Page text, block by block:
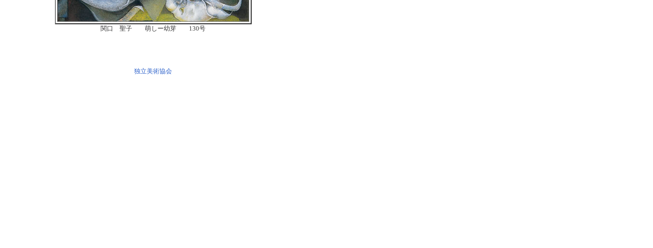
関口 聖子 萌しー幼芽 130号
独立美術協会